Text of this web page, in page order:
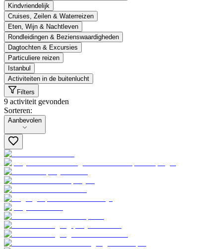
Kindvriendelijk
Cruises, Zeilen & Waterreizen
Eten, Wijn & Nachtleven
Rondleidingen & Bezienswaardigheden
Dagtochten & Excursies
Particuliere reizen
Istanbul
Activiteiten in de buitenlucht
Filters
9 activiteit gevonden
Sorteren:
Sorteren:
Aanbevolen